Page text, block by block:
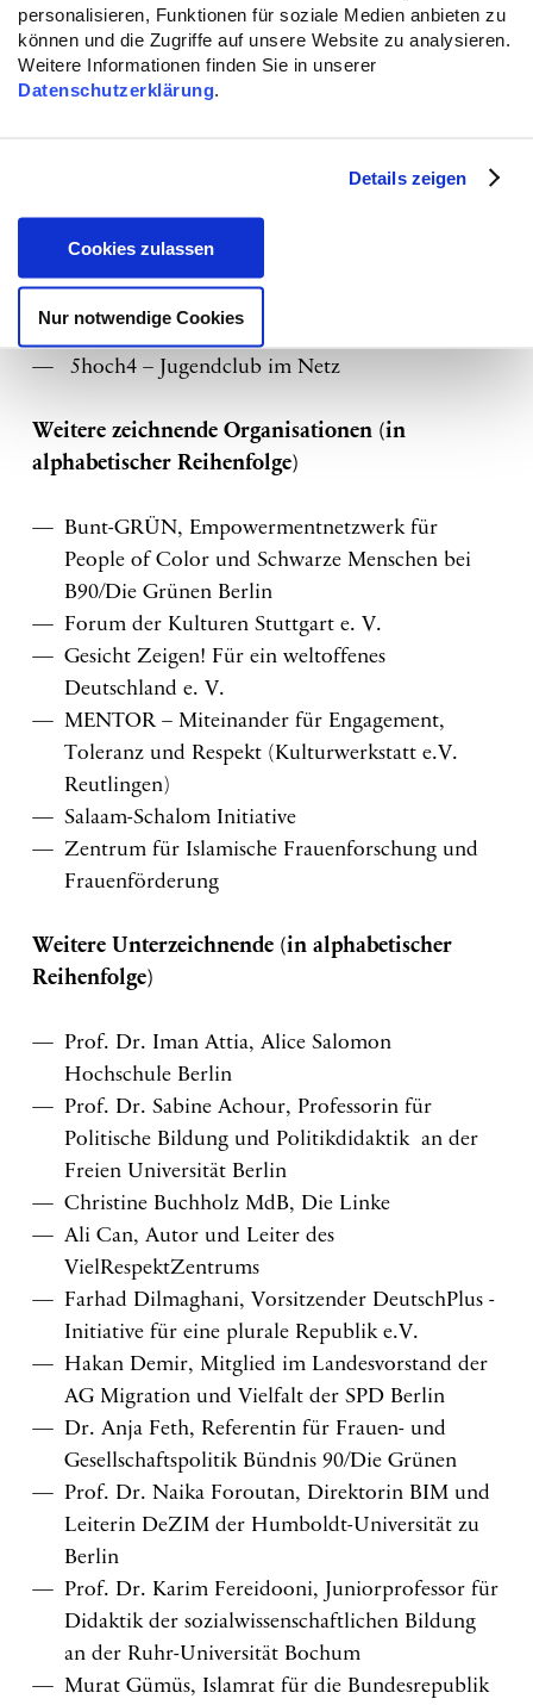
personalisieren, Funktionen für soziale Medien anbieten zu
können und die Zugriffe auf unsere Website zu analysieren.
Weitere Informationen finden Sie in unserer
Datenschutzerklärung
Details zeigen
Cookies zulassen
Nur notwendige Cookies
RAHMA – Muslimisches Zentrum für
Mädchen, Frauen und Familie e.V.
Stiftung für die Internationalen Wochen gegen
Partnerschaften e.V. Geschäfts- und
Beratungsstelle Leipzig
5hoch4 – Jugendclub im Netz
Weitere zeichnende Organisationen (in
alphabetischer Reihenfolge)
Bunt-GRÜN, Empowermentnetzwerk für
People of Color und Schwarze Menschen bei
B90/Die Grünen Berlin
Forum der Kulturen Stuttgart e. V.
Gesicht Zeigen! Für ein weltoffenes
Deutschland e. V.
MENTOR – Miteinander für Engagement,
Toleranz und Respekt (Kulturwerkstatt e.V.
Reutlingen)
Salaam-Schalom Initiative
Zentrum für Islamische Frauenforschung und
Frauenförderung
Weitere Unterzeichnende (in alphabetischer
Reihenfolge)
Prof. Dr. Iman Attia, Alice Salomon
Hochschule Berlin
Prof. Dr. Sabine Achour, Professorin für
Politische Bildung und Politikdidaktik an der
Freien Universität Berlin
Christine Buchholz MdB, Die Linke
Ali Can, Autor und Leiter des
VielRespektZentrums
Farhad Dilmaghani, Vorsitzender DeutschPlus -
Initiative für eine plurale Republik e.V.
Hakan Demir, Mitglied im Landesvorstand der
AG Migration und Vielfalt der SPD Berlin
Dr. Anja Feth, Referentin für Frauen- und
Gesellschaftspolitik Bündnis 90/Die Grünen
Prof. Dr. Naika Foroutan, Direktorin BIM und
Leiterin DeZIM der Humboldt-Universität zu
Berlin
Prof. Dr. Karim Fereidooni, Juniorprofessor für
Didaktik der sozialwissenschaftlichen Bildung
an der Ruhr-Universität Bochum
Murat Gümüs, Islamrat für die Bundesrepublik